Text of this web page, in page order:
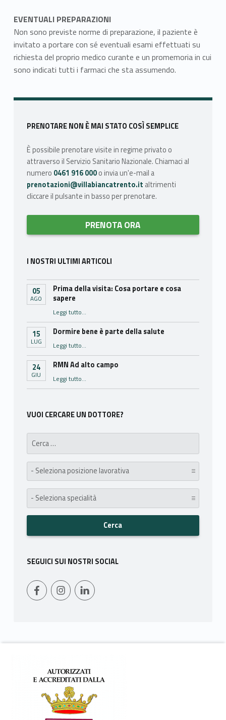
EVENTUALI PREPARAZIONI
Non sono previste norme di preparazione, il paziente è
invitato a portare con sé eventuali esami effettuati su
richiesta del proprio medico curante e un promemoria in cui
sono indicati tutti i farmaci che sta assumendo.
Sidebar
PRENOTARE NON È MAI STATO COSÌ SEMPLICE
È possibile prenotare visite in regime privato o
attraverso il Servizio Sanitario Nazionale. Chiamaci al
numero 0461 916 000o invia un'e-mail a
prenotazioni@villabiancatrento.it altrimenti
cliccare il pulsante in basso per prenotare.
PRENOTA ORA
I NOSTRI ULTIMI ARTICOLI
05
AGO
Prima della visita: Cosa portare e cosa
sapere
Leggi tutto…
15
LUG
Dormire bene è parte della salute
Leggi tutto…
24
GIU
RMN Ad alto campo
Leggi tutto…
VUOI CERCARE UN DOTTORE?
SEGUICI SUI NOSTRI SOCIAL
WebMan on FacebookInstagramLinkedIn
Footer info sidebar